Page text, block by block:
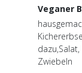
Veganer
Zwiebeln